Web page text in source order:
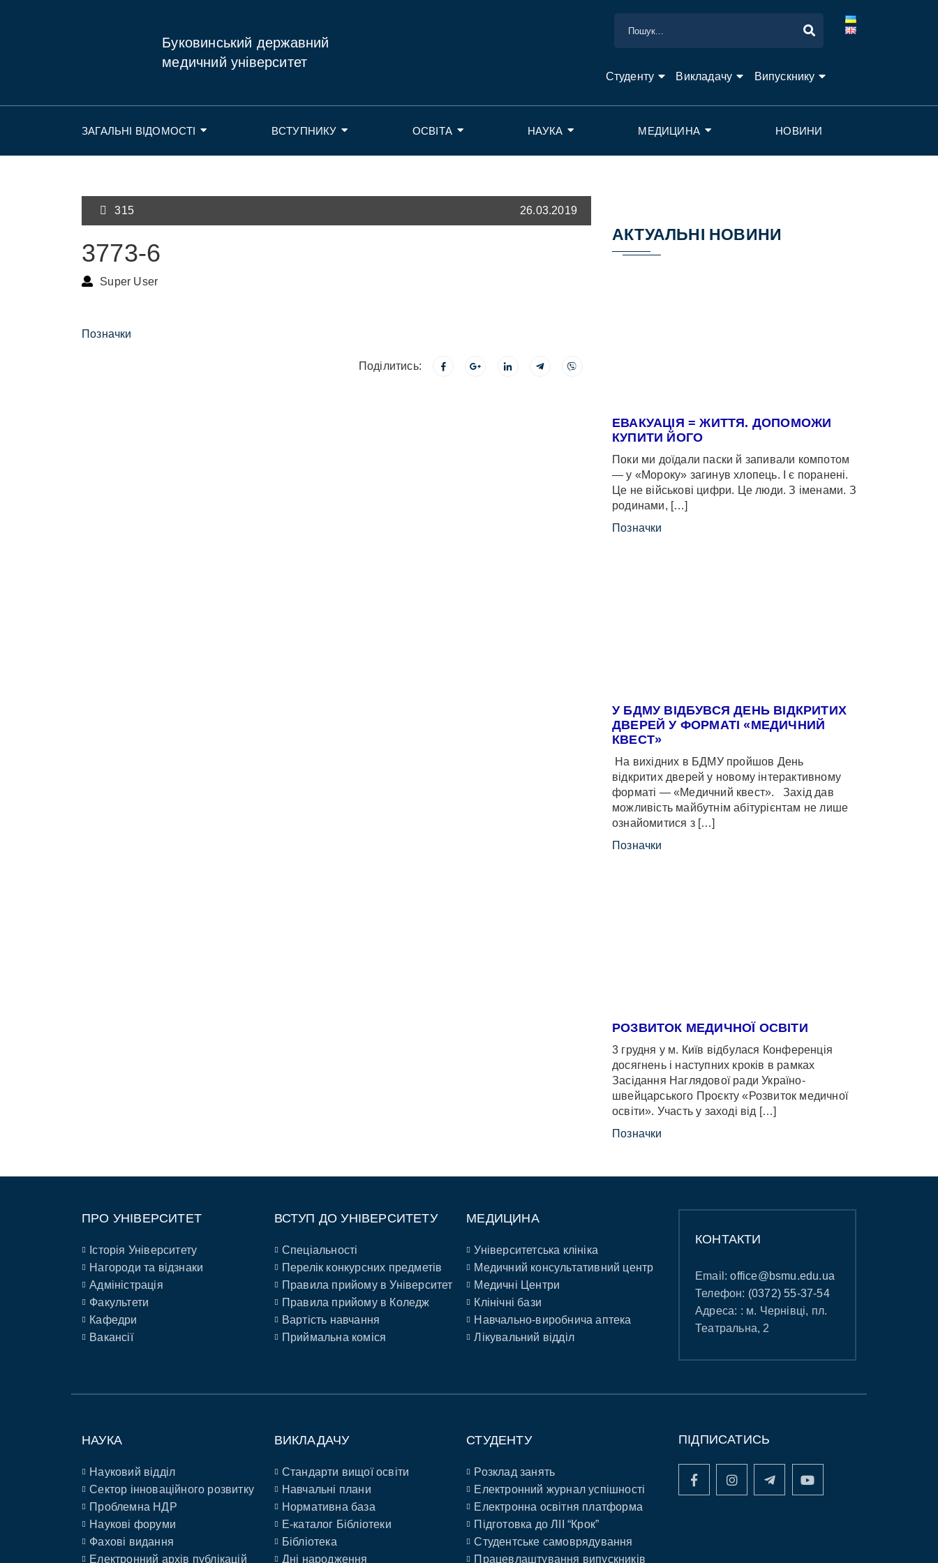
Буковинський державний
медичний університет
Студенту Викладачу Випускнику
ЗАГАЛЬНІ ВІДОМОСТІ ВСТУПНИКУ ОСВІТА НАУКА МЕДИЦИНА НОВИНИ
315 26.03.2019
3773-6
Super User
Позначки
Поділитись:
АКТУАЛЬНІ НОВИНИ
ЕВАКУАЦІЯ = ЖИТТЯ. ДОПОМОЖИ
КУПИТИ ЙОГО
Поки ми доїдали паски й запивали компотом
— у «Мороку» загинув хлопець. І є поранені.
Це не військові цифри. Це люди. З іменами. З
родинами, […]
Позначки
У БДМУ ВІДБУВСЯ ДЕНЬ ВІДКРИТИХ
ДВЕРЕЙ У ФОРМАТІ «МЕДИЧНИЙ
КВЕСТ»
На вихідних в БДМУ пройшов День
відкритих дверей у новому інтерактивному
форматі — «Медичний квест». Захід дав
можливість майбутнім абітурієнтам не лише
ознайомитися з […]
Позначки
РОЗВИТОК МЕДИЧНОЇ ОСВІТИ
3 грудня у м. Київ відбулася Конференція
досягнень і наступних кроків в рамках
Засідання Наглядової ради Україно-
швейцарського Проєкту «Розвиток медичної
освіти». Участь у заході від […]
Позначки
ПРО УНІВЕРСИТЕТ
Історія Університету
Нагороди та відзнаки
Адміністрація
Факультети
Кафедри
Вакансії
ВСТУП ДО УНІВЕРСИТЕТУ
Спеціальності
Перелік конкурсних предметів
Правила прийому в Університет
Правила прийому в Коледж
Вартість навчання
Приймальна коміся
МЕДИЦИНА
Університетська клініка
Медичний консультативний центр
Медичні Центри
Клінічні бази
Навчально-виробнича аптека
Лікувальний відділ
КОНТАКТИ
Email:office@bsmu.edu.ua
Телефон: (0372) 55-37-54
Адреса: : м. Чернівці, пл.
Театральна, 2
НАУКА
Науковий відділ
Сектор інноваційного розвитку
Проблемна НДР
Наукові форуми
Фахові видання
Електронний архів публікацій
ВИКЛАДАЧУ
Стандарти вищої освіти
Навчальні плани
Нормативна база
E-каталог Бібліотеки
Бібліотека
Дні народження
СТУДЕНТУ
Розклад занять
Електронний журнал успішності
Електронна освітня платформа
Підготовка до ЛІІ “Крок”
Студентське самоврядування
Працевлаштування випускників
ПІДПИСАТИСЬ